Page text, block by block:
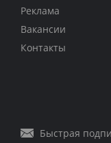
Реклама
Вакансии
Контакты
Быстрая